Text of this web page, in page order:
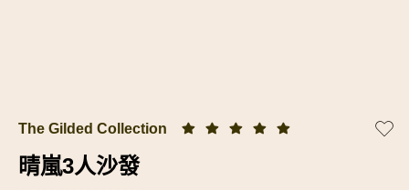
The Gilded Collection
晴嵐3人沙發